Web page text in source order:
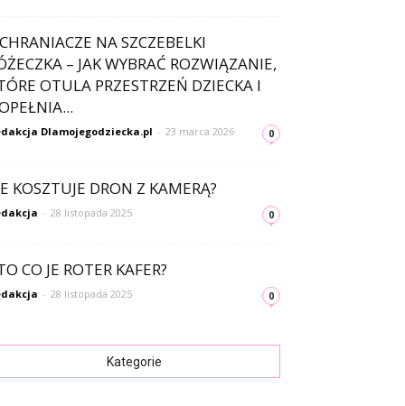
NA SZCZEBELKI
– JAK WYBRAĆ ROZWIĄZANIE,
OTULA PRZESTRZEŃ DZIECKA I
Dlamojegodziecka.pl - 23 marca 2026 0
KOSZTUJE DRON Z KAMERĄ?
- 28 listopada 2025 0
CO JE ROTER KAFER?
- 28 listopada 2025 0
Kategorie